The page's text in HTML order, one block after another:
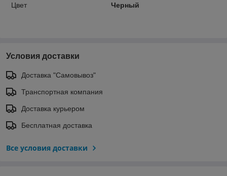
Цвет
Черный
Условия доставки
Доставка "Самовывоз"
Транспортная компания
Доставка курьером
Бесплатная доставка
Все условия доставки